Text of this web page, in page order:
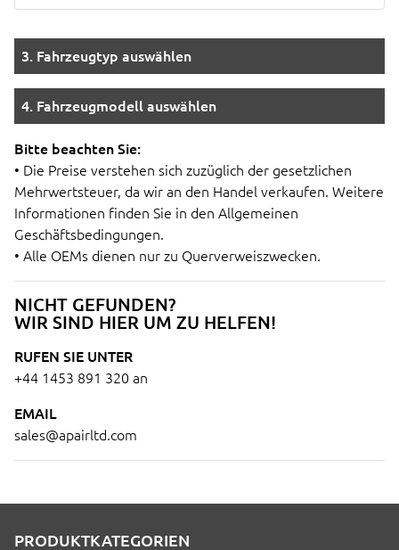
NICHT GEFUNDEN?
WIR SIND HIER UM ZU HELFEN!
RUFEN SIE UNTER
+44 1453 891 320 an
EMAIL
sales@apairltd.com
3. Fahrzeugtyp auswählen
4. Fahrzeugmodell auswählen
Bitte beachten Sie:
• Die Preise verstehen sich zuzüglich der gesetzlichen
Mehrwertsteuer, da wir an den Handel verkaufen. Weitere
Informationen finden Sie in den Allgemeinen
Geschäftsbedingungen.
• Alle OEMs dienen nur zu Querverweiszwecken.
PRODUKTKATEGORIEN